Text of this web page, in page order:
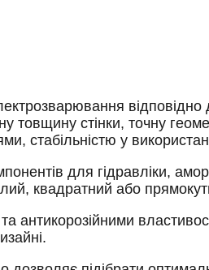
стінки, точну
стабільністю у
для гідравліки,
квадратний або
антикорозійними